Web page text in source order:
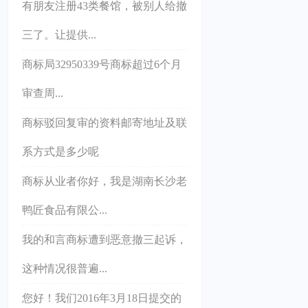
有朋友注册43类餐馆，被别人给撤
三了。让提供...
商标局32950339号商标超过6个月
审查周...
商标驳回复审的资料邮寄地址及联
系方式是多少呢
商标从业者你好，我是湖南长沙老
鸭匠食品有限公...
我的和言商标遭到恶意撤三起诉，
这种情况很普遍...
您好！我们2016年3月18日提交的